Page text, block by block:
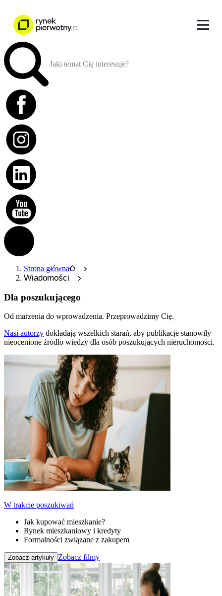
Jaki temat Cię interesuje?
Strona główna
Wiadomości
Dla poszukującego
Od marzenia do wprowadzenia. Przeprowadzimy Cię.
Nasi autorzy dokładają wszelkich starań, aby publikacje stanowiły
nieocenione źródło wiedzy dla osób poszukujących nieruchomości.
W trakcie poszukiwań
Jak kupować mieszkanie?
Rynek mieszkaniowy i kredyty
Formalności związane z zakupem
Zobacz artykuły Zobacz filmy